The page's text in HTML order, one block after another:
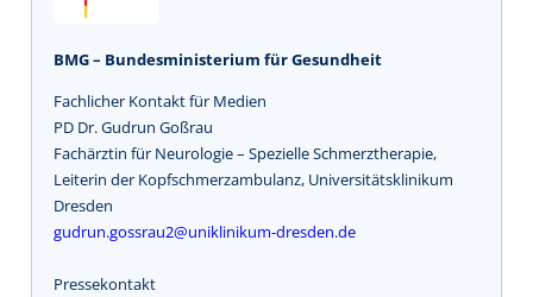
BMG – Bundesministerium für Gesundheit
Fachlicher Kontakt für Medien
PD Dr. Gudrun Goßrau
Fachärztin für Neurologie – Spezielle Schmerztherapie,
Leiterin der Kopfschmerzambulanz, Universitätsklinikum
Dresden
gudrun.gossrau2@uniklinikum-dresden.de
Pressekontakt